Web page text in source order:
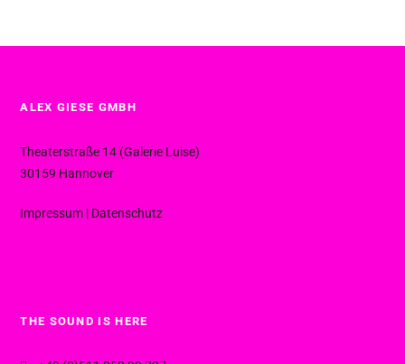
ALEX GIESE GMBH
Theaterstraße 14 (Galerie Luise)
30159 Hannover
Impressum | Datenschutz
THE SOUND IS HERE